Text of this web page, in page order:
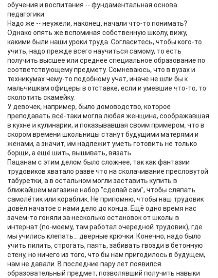
обучения и воспитания -- фундаментальная основа
педагогики.
Надо же -- неужели, наконец, начали что-то понимать?
Однако опять же вспоминая собственную школу, вижу,
какими были наши уроки труда. Согласитесь, чтобы кого-то
учить, надо прежде всего научиться самому, то есть
получить высшее или среднее специальное образование по
соответствующему предмету. Сомневаюсь, что в вузах и
техникумах чему-то подобному учат, иначе не шли бы к
мальчишкам офицеры в отставке, если и умевшие что-то, то
сколотить скамейку.
У девочек, например, было домоводство, которое
преподавать всё-таки могла любая женщина, соображавшая
в кухне и кулинарии, и показывавшая своим примером, что в
скором времени школьницы станут будущими матерями и
жёнами, а значит, им надлежит уметь готовить не только
борщи, а ещё шить, вышивать, вязать.
Пацанам с этим делом было сложнее, так как фантазии
трудовиков хватало разве что на сколачивание пресловутой
табуретки, а в остальном могли заставить купить в
ближайшем магазине набор "сделай сам", чтобы сляпать
самолётик или кораблик. Не припомню, чтобы наш трудовик
довёл начатое с нами дело до конца. Ещё одно время нас
зачем-то гоняли за несколько остановок от школы в
интернат (по-моему, там работал очередной трудовик), где
мы учились клепать... дверные крючки. Конечно, надо было
учить пилить, строгать, паять, забивать гвозди в бетонную
стену, но ничего из того, что бы нам пригодилось в будущем,
нам не давали. В последние пару лет появился
образовательный предмет, позволявший получить навыки